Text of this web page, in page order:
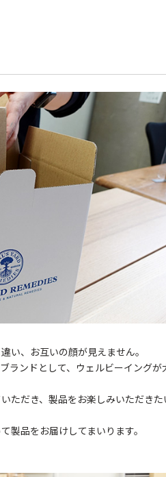
い、お互いの顔が見えません。
ランドとして、ウェルビーイングが
ただき、製品をお楽しみいただきた
製品をお届けしてまいります。